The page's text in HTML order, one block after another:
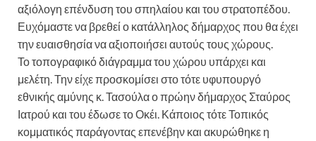
αξιόλογη επένδυση του σπηλαίου και του στρατοπέδου.
Ευχόμαστε να βρεθεί ο κατάλληλος δήμαρχος που θα έχει
την ευαισθησία να αξιοποιήσει αυτούς τους χώρους.
Το τοπογραφικό διάγραμμα του χώρου υπάρχει και
μελέτη. Την είχε προσκομίσει στο τότε υφυπουργό
εθνικής αμύνης κ. Τασούλα ο πρώην δήμαρχος Σταύρος
Ιατρού και του έδωσε το Οκέι. Κάποιος τότε Τοπικός
κομματικός παράγοντας επενέβην και ακυρώθηκε η